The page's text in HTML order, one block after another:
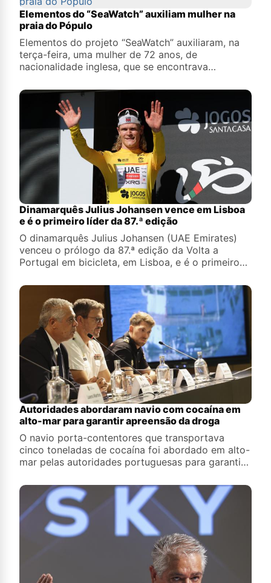
​Elementos do “SeaWatch” auxiliam mulher na
praia do Pópulo
Elementos do projeto “SeaWatch” auxiliaram, na
terça-feira, uma mulher de 72 anos, de
nacionalidade inglesa, que se encontrava
Autoridade Marítima Nacional
Dinamarquês Julius Johansen vence em Lisboa
e é o primeiro líder da 87.ª edição
O dinamarquês Julius Johansen (UAE Emirates)
venceu o prólogo da 87.ª edição da Volta a
Portugal em bicicleta, em Lisboa, e é o primeiro
Autoridades abordaram navio com cocaína em
alto-mar para garantir apreensão da droga
O navio porta-contentores que transportava
cinco toneladas de cocaína foi abordado em alto-
mar pelas autoridades portuguesas para garantir
Judiciária (PJ)